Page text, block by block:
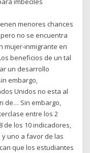
menores chances
no se encuentra
mujer-inmigrante en
beneficios de un tal
un desarrollo
embargo,
Unidos no esta al
de… Sin embargo,
entre los 2
de los 10 indicadores,
uno a favor de las
que los estudiantes